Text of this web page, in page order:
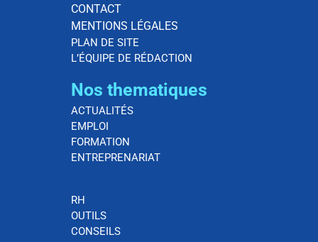
CONTACT
MENTIONS LÉGALES
PLAN DE SITE
L’ÉQUIPE DE RÉDACTION
Nos thematiques
ACTUALITÉS
EMPLOI
FORMATION
ENTREPRENARIAT
RH
OUTILS
CONSEILS